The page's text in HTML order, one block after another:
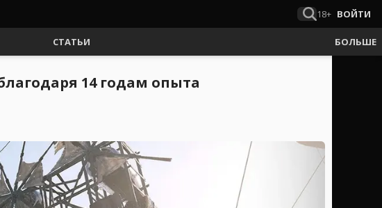
18+ ВОЙТИ
СТАТЬИ БОЛЬШЕ
14 годам опыта